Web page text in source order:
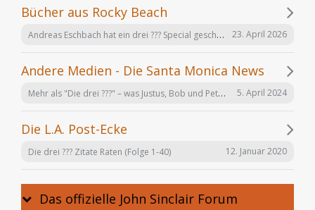
Bücher aus Rocky Beach
Andreas Eschbach hat ein drei ??? Special geschrieben: "Die Auferstehung" 23. April 2026
Andere Medien - Die Santa Monica News
Mehr als "Die drei ???" – was Justus, Bob und Peter auch noch tun 5. April 2024
Die L.A. Post-Ecke
Die drei ??? Zitate Raten (Folge 1-40) 12. Januar 2020
Das offizielle John Sinclair Forum